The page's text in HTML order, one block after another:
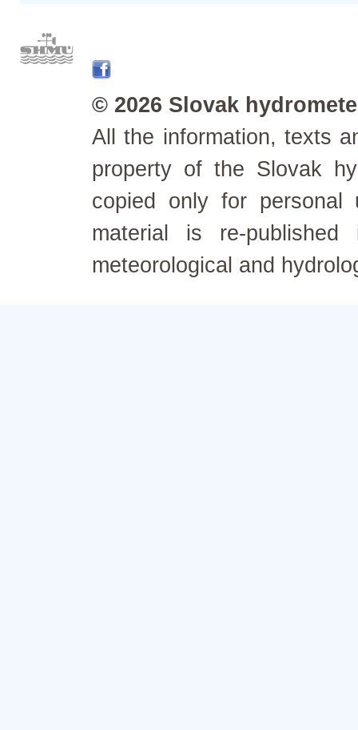
© 2026 Slovak
All the information, texts
property of the Slovak
copied only for personal
material is re-
meteorological and